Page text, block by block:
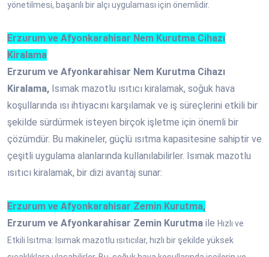
yönetilmesi, başarılı bir alçı uygulaması için önemlidir.
Erzurum ve Afyonkarahisar Nem Kurutma Cihazı
Kiralama
Erzurum ve Afyonkarahisar Nem Kurutma Cihazı
Kiralama, Isımak mazotlu ısıtıcı kiralamak, soğuk hava
koşullarında ısı ihtiyacını karşılamak ve iş süreçlerini etkili bir
şekilde sürdürmek isteyen birçok işletme için önemli bir
çözümdür. Bu makineler, güçlü ısıtma kapasitesine sahiptir ve
çeşitli uygulama alanlarında kullanılabilirler. Isımak mazotlu
ısıtıcı kiralamak, bir dizi avantaj sunar:
Erzurum ve Afyonkarahisar Zemin Kurutma,
Erzurum ve Afyonkarahisar Zemin Kurutma ile Hızlı ve
Etkili Isıtma: Isımak mazotlu ısıtıcılar, hızlı bir şekilde yüksek